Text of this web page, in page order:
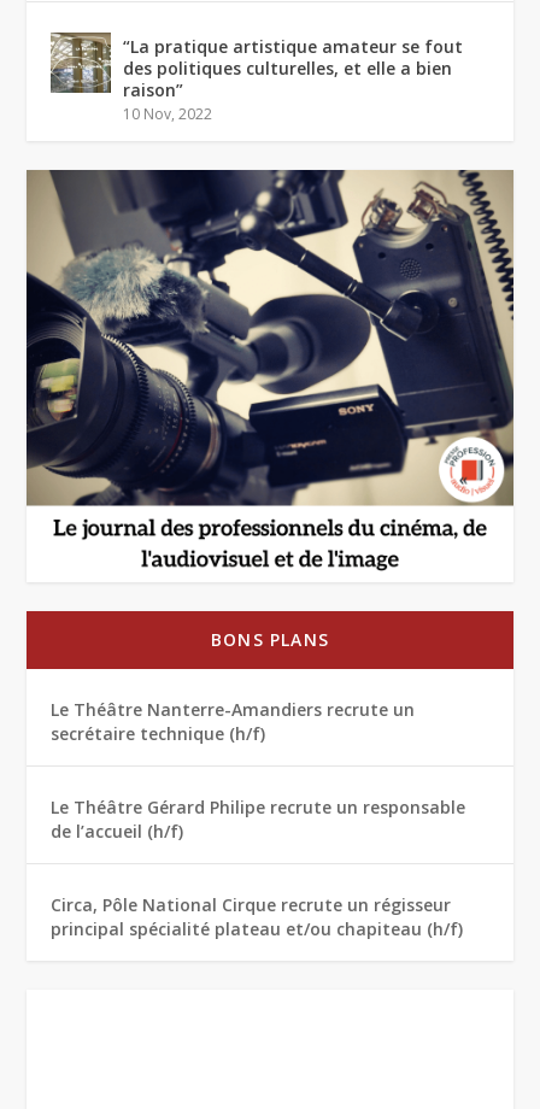
“La pratique artistique amateur se fout
des politiques culturelles, et elle a bien
raison”
10 Nov, 2022
BONS PLANS
Le Théâtre Nanterre-Amandiers recrute un
secrétaire technique (h/f)
Le Théâtre Gérard Philipe recrute un responsable
de l’accueil (h/f)
Circa, Pôle National Cirque recrute un régisseur
principal spécialité plateau et/ou chapiteau (h/f)